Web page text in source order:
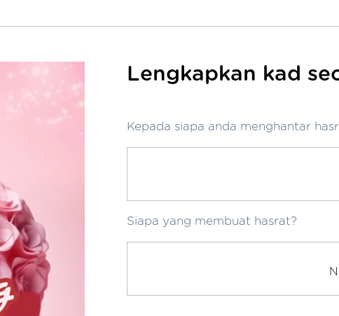
Lengkapkan kad
Kepada siapa anda menghantar
Siapa yang membuat hasrat?